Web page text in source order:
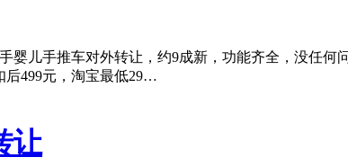
儿手推车对外转让，约9成新，功能齐全，没任何
后499元，淘宝最低29…
让